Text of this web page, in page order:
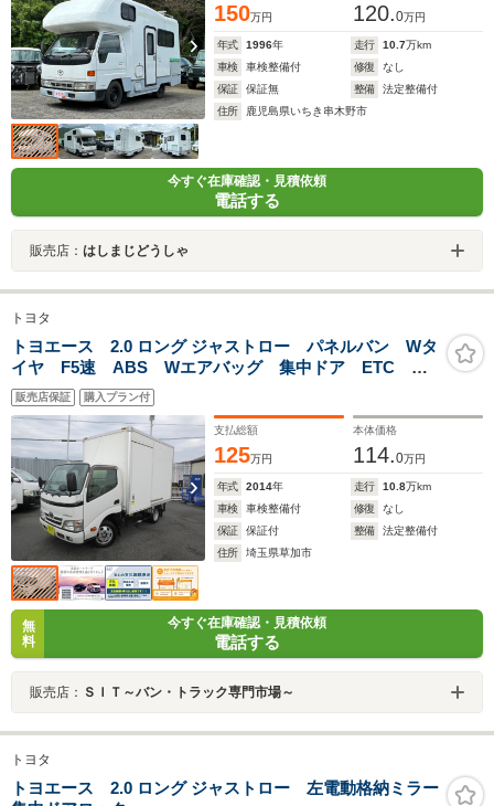
150万円 120.0万円
年式 1996年 走行 10.7万km
車検
車検整備付 修復
なし
保証
保証無 整備
法定整備付
住所
鹿児島県いちき串木野市
今すぐ在庫確認・見積依頼
電話する
販売店： はしまじどうしゃ
トヨタ
トヨエース 2.0 ロング ジャストロー パネルバン Wタ
イヤ F5速 ABS Wエアバッグ 集中ドア ETC 左
電格ミラー バックモニター 荷箱シャッター扉 荷箱
左サイドドア 荷箱内寸高さ206幅177長さ296 1500Kg
販売店保証 購入プラン付
支払総額
125万円
本体価格
114.0万円
年式 2014年 走行 10.8万km
車検
車検整備付 修復
なし
保証
保証付 整備
法定整備付
住所
埼玉県草加市
無
料
今すぐ在庫確認・見積依頼
電話する
販売店： ＳＩＴ～バン・トラック専門市場～
トヨタ
トヨエース 2.0 ロング ジャストロー 左電動格納ミラー